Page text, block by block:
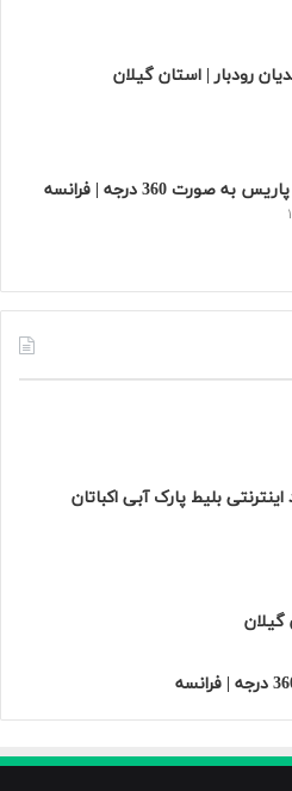
رودبار | استان گیلان
صورت 360 درجه | فرانسه
بلیط پارک آبی اکباتان
گیلان